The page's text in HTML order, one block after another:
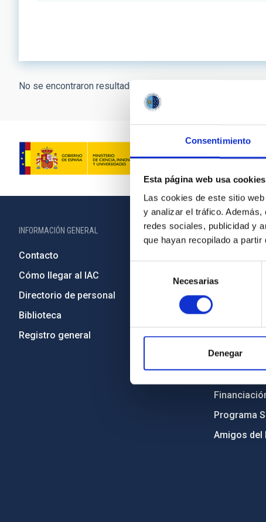
Consentimiento
Esta página web usa cookies
Las cookies de este sitio
y analizar el tráfico.
redes sociales, publicidad y
que hayan recopilado a
consentimiento
Necesarias
Denegar
No se encontraron resultados.
INFORMACIÓN GENERAL
Contacto
Cómo llegar al IAC
Directorio de personal
Biblioteca
Registro general
INFORMACIÓN
Código
Igualdad y
Forever IAC
Medio
Programa
Amigos del